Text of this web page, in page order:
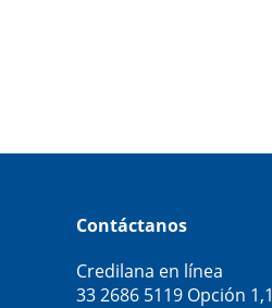
Contáctanos
Credilana en línea
33 2686 5119 Opción 1,1